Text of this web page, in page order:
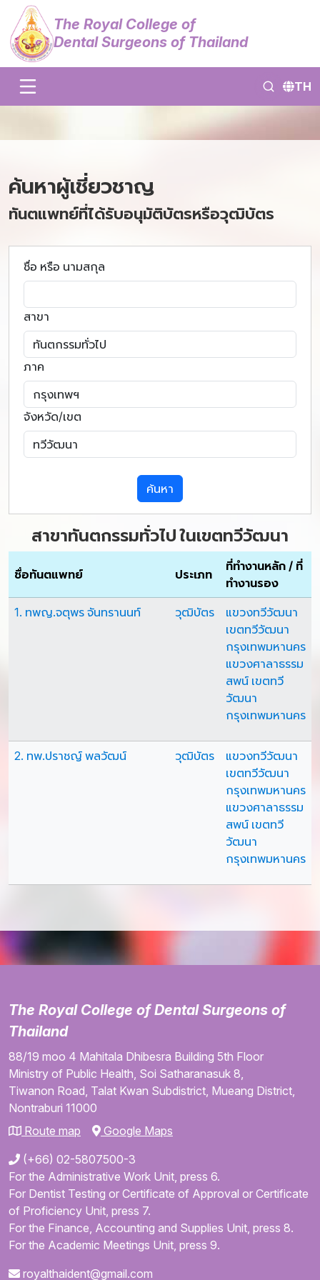
The Royal College of
Dental Surgeons of Thailand
TH
ค้นหาผู้เชี่ยวชาญ
ทันตแพทย์ที่ได้รับอนุมัติบัตรหรือวุฒิบัตร
ชื่อ หรือ นามสกุล
สาขา
ภาค
จังหวัด/เขต
ค้นหา
สาขาทันตกรรมทั่วไป ในเขตทวีวัฒนา
ชื่อทันตแพทย์ ประเภท
ที่ทำงานหลัก / ที่
ทำงานรอง
1. ทพญ.จตุพร จันทรานนท์ วุฒิบัตร
แขวงทวีวัฒนา
เขตทวีวัฒนา
กรุงเทพมหานคร
แขวงศาลาธรรม
สพน์ เขตทวี
วัฒนา
กรุงเทพมหานคร
2. ทพ.ปราชญ์ พลวัฒน์ วุฒิบัตร
แขวงทวีวัฒนา
เขตทวีวัฒนา
กรุงเทพมหานคร
แขวงศาลาธรรม
สพน์ เขตทวี
วัฒนา
กรุงเทพมหานคร
The Royal College of Dental Surgeons of
Thailand
88/19 moo 4 Mahitala Dhibesra Building 5th Floor
Ministry of Public Health, Soi Satharanasuk 8,
Tiwanon Road, Talat Kwan Subdistrict, Mueang District,
Nontraburi 11000
Route map
Google Maps
(+66) 02-5807500-3
For the Administrative Work Unit, press 6.
For Dentist Testing or Certificate of Approval or Certificate
of Proficiency Unit, press 7.
For the Finance, Accounting and Supplies Unit, press 8.
For the Academic Meetings Unit, press 9.
royalthaident@gmail.com